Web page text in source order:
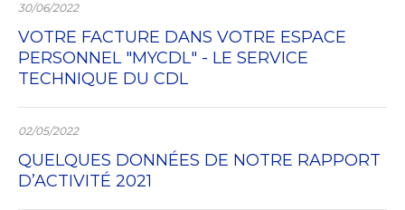
30/06/2022
VOTRE FACTURE DANS VOTRE ESPACE
PERSONNEL "MYCDL" - LE SERVICE
TECHNIQUE DU CDL
02/05/2022
QUELQUES DONNÉES DE NOTRE RAPPORT
D’ACTIVITÉ 2021